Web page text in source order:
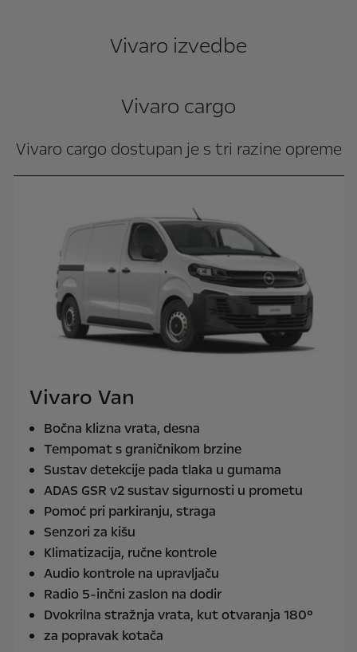
Vivaro izvedbe
Vivaro cargo
Vivaro cargo dostupan je s tri razine opreme
Vivaro Van
Bočna klizna vrata, desna
Tempomat s graničnikom brzine
Sustav detekcije pada tlaka u gumama
ADAS GSR v2 sustav sigurnosti u prometu
Pomoć pri parkiranju, straga
Senzori za kišu
Klimatizacija, ručne kontrole
Audio kontrole na upravljaču
Radio 5-inčni zaslon na dodir
Dvokrilna stražnja vrata, kut otvaranja 180°
za popravak kotača